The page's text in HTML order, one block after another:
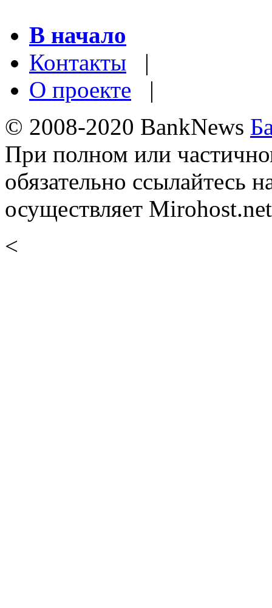
В начало
Контакты |
О проекте |
© 2008-2020 BankNews
При полном или
обязательно ссылайтесь
осуществляет
<